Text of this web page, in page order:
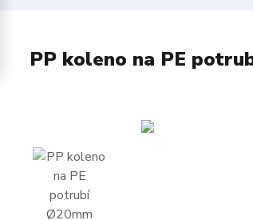
PP koleno na PE